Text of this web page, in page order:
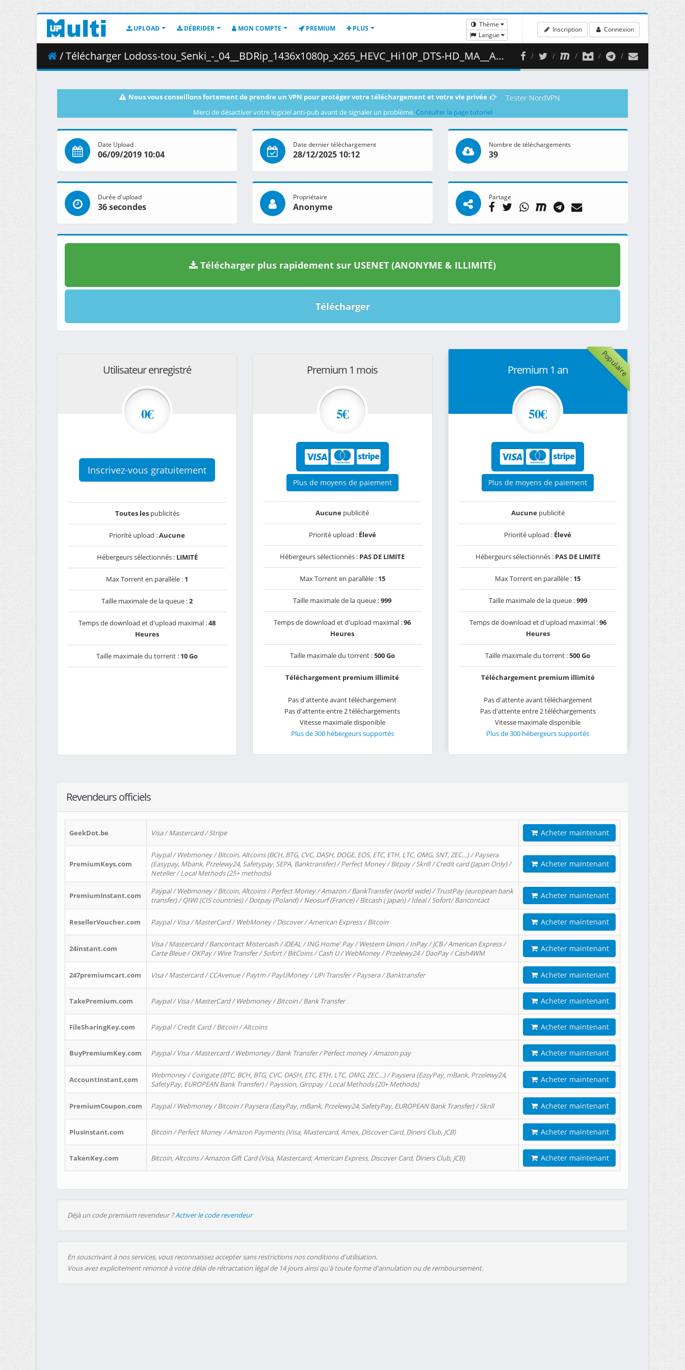
UPLOAD DÉBRIDER MON COMPTE PREMIUM PLUS
Thème
Langue
Inscription Connexion
/ Télécharger Lodoss-tou_Senki_-_04__BDRip_1436x1080p_x265_HEVC_Hi10P_DTS-HD_MA__AC3__Dual_Audio__sxales_.mkv.001 ( 316.28 MB )
Nous vous conseillons fortement de prendre un VPN pour protéger votre téléchargement et votre vie privée Tester NordVPN
Merci de désactiver votre logiciel anti-pub avant de signaler un problème. Consulter la page tutoriel
Date Upload
06/09/2019 10:04
Date dernier téléchargement
28/12/2025 10:12
Nombre de téléchargements
39
Durée d'upload
36 secondes
Propriétaire
Anonyme
Partage
Télécharger plus rapidement sur USENET (ANONYME & ILLIMITÉ)
Télécharger
Utilisateur enregistré
0€
Inscrivez-vous gratuitement
Toutes lespublicités
Priorité upload :Aucune
Hébergeurs sélectionnés : LIMITÉ
Max Torrent en parallèle : 1
Taille maximale de la queue :2
Temps de download et d'upload maximal :48
Heures
Taille maximale du torrent : 10 Go
Premium 1 mois
5€
Plus de moyens de paiement
Aucune publicité
Priorité upload : Élevé
Hébergeurs sélectionnés : PAS DE LIMITE
Max Torrent en parallèle : 15
Taille maximale de la queue :999
Temps de download et d'upload maximal :96
Heures
Taille maximale du torrent :500 Go
Téléchargement premium illimité
Pas d'attente avant téléchargement
Pas d'attente entre 2 téléchargements
Vitesse maximale disponible
Plus de 300 hébergeurs supportés
Populaire
Premium 1 an
50€
Plus de moyens de paiement
Aucunepublicité
Priorité upload : Élevé
Hébergeurs sélectionnés : PAS DE LIMITE
Max Torrent en parallèle : 15
Taille maximale de la queue :999
Temps de download et d'upload maximal :96
Heures
Taille maximale du torrent :500 Go
Téléchargement premium illimité
Pas d'attente avant téléchargement
Pas d'attente entre 2 téléchargements
Vitesse maximale disponible
Plus de 300 hébergeurs supportés
Revendeurs officiels
GeekDot.be Visa / Mastercard / Stripe Acheter maintenant
PremiumKeys.com
Paypal / Webmoney / Bitcoin, Altcoins (BCH, BTG, CVC, DASH, DOGE, EOS, ETC, ETH, LTC, OMG, SNT, ZEC…) / Paysera
(Easypay, Mbank, Przelewy24, Safetypay, SEPA, Banktransfer) / Perfect Money / Bitpay / Skrill / Credit card (Japan Only) /
Neteller / Local Methods (25+ methods)
Acheter maintenant
PremiumInstant.com
Paypal / Webmoney / Bitcoin, Altcoins / Perfect Money / Amazon / BankTransfer (world wide) / TrustPay (european bank
transfer) / QIWI (CIS countries) / Dotpay (Poland) / Neosurf (France) / Bitcash ( Japan) / Ideal / Sofort/ Bancontact
Acheter maintenant
ResellerVoucher.com Paypal / Visa / MasterCard / WebMoney / Discover / American Express / Bitcoin Acheter maintenant
24instant.com
Visa / Mastercard / Bancontact Mistercash / iDEAL / ING Home' Pay / Western Union / InPay / JCB / American Express /
Carte Bleue / OKPay / Wire Transfer / Sofort / BitCoins / Cash U / WebMoney / Przelewy24 / DaoPay / Cash4WM
Acheter maintenant
247premiumcart.com Visa / Mastercard / CCAvenue / Paytm / PayUMoney / UPi Transfer / Paysera / Banktransfer Acheter maintenant
TakePremium.com Paypal / Visa / MasterCard / Webmoney / Bitcoin / Bank Transfer Acheter maintenant
FileSharingKey.com Paypal / Credit Card / Bitcoin / Altcoins Acheter maintenant
BuyPremiumKey.com Paypal / Visa / Mastercard / Webmoney / Bank Transfer / Perfect money / Amazon pay Acheter maintenant
AccountInstant.com
Webmoney / Coingate (BTC, BCH, BTG, CVC, DASH, ETC, ETH, LTC, OMG, ZEC…) / Paysera (EasyPay, mBank, Przelewy24,
SafetyPay, EUROPEAN Bank Transfer) / Payssion, Giropay / Local Methods (20+ Methods)
Acheter maintenant
PremiumCoupon.com Paypal / Webmoney / Bitcoin / Paysera (EasyPay, mBank, Przelewy24, SafetyPay, EUROPEAN Bank Transfer) / Skrill Acheter maintenant
PlusInstant.com Bitcoin / Perfect Money / Amazon Payments (Visa, Mastercard, Amex, Discover Card, Diners Club, JCB) Acheter maintenant
TakenKey.com Bitcoin, Altcoins / Amazon Gift Card (Visa, Mastercard, American Express, Discover Card, Diners Club, JCB) Acheter maintenant
Déjà un code premium revendeur ?Activer le code revendeur
En souscrivant à nos services, vous reconnaissez accepter sans restrictions nos conditions d'utilisation.
Vous avez explicitement renoncé à votre délai de rétractation légal de 14 jours ainsi qu'à toute forme d'annulation ou de remboursement.